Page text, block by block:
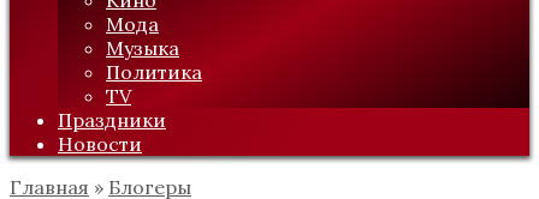
Мода
Музыка
Политика
TV
Праздники
Новости
Главная » Блогеры